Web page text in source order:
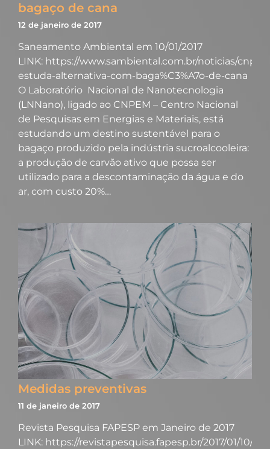
bagaço de cana
12 de janeiro de 2017
Saneamento Ambiental em 10/01/2017
LINK: https://www.sambiental.com.br/noticias/
estuda-alternativa-com-baga%C3%A7o-de-cana
O Laboratório Nacional de Nanotecnologia
(LNNano), ligado ao CNPEM – Centro Nacional
de Pesquisas em Energias e Materiais, está
estudando um destino sustentável para o
bagaço produzido pela indústria sucroalcooleira:
a produção de carvão ativo que possa ser
utilizado para a descontaminação da água e do
ar, com custo 20%…
Medidas preventivas
11 de janeiro de 2017
Revista Pesquisa FAPESP em Janeiro de 2017
LINK: https://revistapesquisa.fapesp.br/2017/01/10/